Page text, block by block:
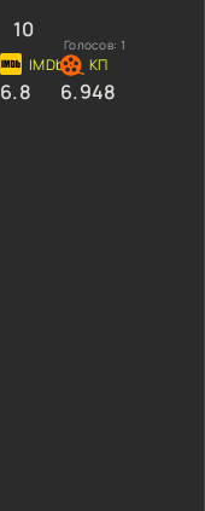
10
Голосов: 1
6.8 6.948